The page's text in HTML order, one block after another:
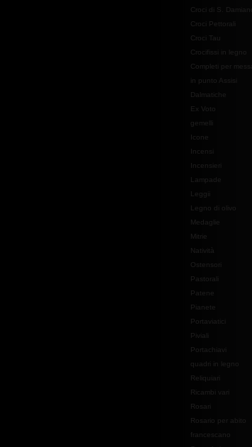
Croci di S. Damiano
Croci Pettorali
Croci Tau
Crocifissi in legno
Completi per messa
in punto Assisi
Dalmatiche
Ex Voto
gemelli
Icone
Incensi
Incensieri
Lampade
Leggii
Legno di olivo
Medaglie
Mitrie
Natività
Ostensori
Pastorali
Patene
Pianete
Portaviatici
Piviali
Portachiavi
quadri in legno
Reliquiari
Ricambi vari
Rosari
Rosario per abito
francescano